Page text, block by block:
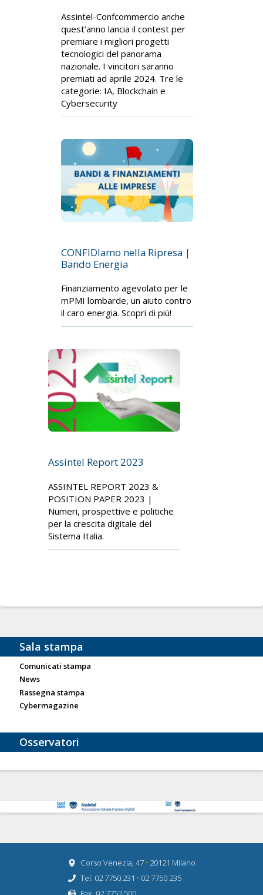
Assintel-Confcommercio anche
quest’anno lancia il contest per
premiare i migliori progetti
tecnologici del panorama
nazionale. I vincitori saranno
premiati ad aprile 2024. Tre le
categorie: IA, Blockchain e
Cybersecurity
CONFIDIamo nella Ripresa |
Bando Energia
Finanziamento agevolato per le
mPMI lombarde, un aiuto contro
il caro energia. Scopri di più!
Assintel Report 2023
ASSINTEL REPORT 2023 &
POSITION PAPER 2023 |
Numeri, prospettive e politiche
per la crescita digitale del
Sistema Italia.
Sala stampa
Comunicati stampa
News
Rassegna stampa
Cybermagazine
Osservatori
Corso Venezia, 47 • 20121 Milano
Tel. 02 7750.231 • 02 7750 235